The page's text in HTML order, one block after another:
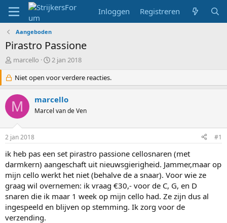
Inloggen Registreren
Aangeboden
Pirastro Passione
T
p
i
c
s
t
a
t
e
r
marcello
S
a
r
d
a
m
2 jan 2018
Niet open voor verdere reacties.
M marcello
Marcel van de Ven
2 jan 2018 #1
ik heb pas een set pirastro passione cellosnaren (met
darmkern) aangeschaft uit nieuwsgierigheid. Jammer,maar op
mijn cello werkt het niet (behalve de a snaar). Voor wie ze
graag wil overnemen: ik vraag €30,- voor de C, G, en D
snaren die ik maar 1 week op mijn cello had. Ze zijn dus al
ingespeeld en blijven op stemming. Ik zorg voor de
verzending.